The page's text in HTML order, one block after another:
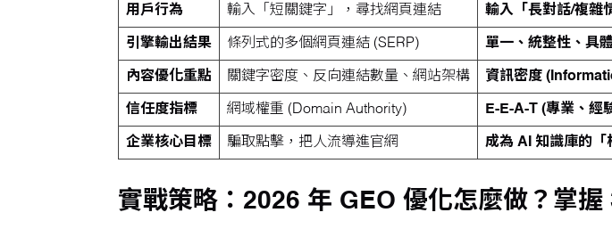
用戶行為 輸入「短關鍵字」，尋找網頁連結 輸入「長對話/複雜
引擎輸出結果 條列式的多個網頁連結 (SERP) 單一、統整性、具
內容優化重點 關鍵字密度、反向連結數量、網站架構 資訊密度
信任度指標 網域權重 (Domain Authority) E-E-A-T (專業、經
企業核心目標 騙取點擊，把人流導進官網 成為 AI 知識庫的「
實戰策略：2026 年 GEO 優化怎麼做？掌握